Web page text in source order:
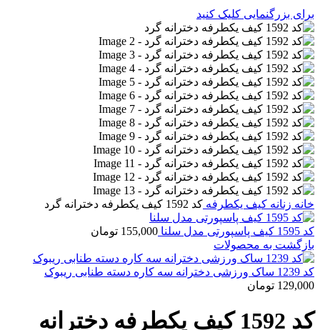
برای بزرگنمایی کلیک کنید
خانه زنانه کیف یکطرفه کد 1592 کیف یکطرفه دخترانه گرد
کد 1595 کیف پاسپورتی مدل سلنا 155,000 تومان
بازگشت به محصولات
کد 1239 ساک ورزشی دخترانه سه کاره دسته طنابی ریبوک
129,000 تومان
کد 1592 کیف یکطرفه دخترانه